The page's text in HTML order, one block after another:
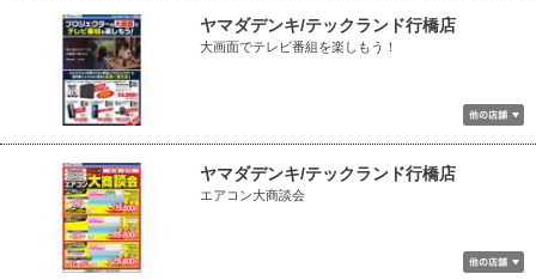
ヤマダデンキ/テックランド行橋店
大画面でテレビ番組を楽しもう！
ヤマダデンキ/テックランド行橋店
エアコン大商談会